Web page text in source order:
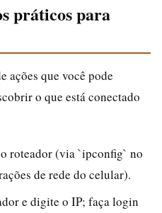
práticos para
ações que você pode
o que está conectado
roteador (via `ipconfig` no
de rede do celular).
e digite o IP; faça login